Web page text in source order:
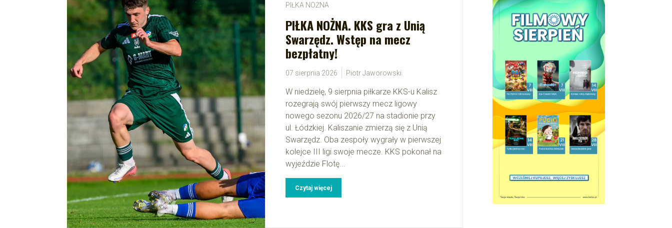
PIŁKA NOŻNA
PIŁKA NOŻNA. KKS gra z Unią
Swarzędz. Wstęp na mecz
bezpłatny!
07 sierpnia 2026 Piotr Jaworowski
W niedzielę, 9 sierpnia piłkarze KKS-u Kalisz
rozegrają swój pierwszy mecz ligowy
nowego sezonu 2026/27 na stadionie przy
ul. Łódzkiej. Kaliszanie zmierzą się z Unią
Swarzędz. Oba zespoły wygrały w pierwszej
kolejce III ligi swoje mecze. KKS pokonał na
wyjeździe Flotę...
Czytaj więcej